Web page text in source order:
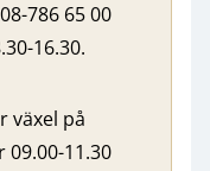
786 65 00
16.30.
växel på
09.00-11.30